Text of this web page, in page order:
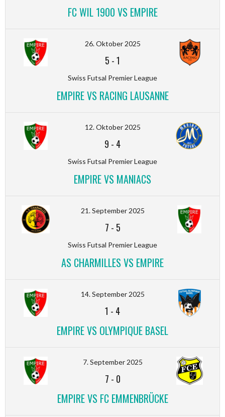
FC WIL 1900 VS EMPIRE
26. Oktober 2025
5 -1
Swiss Futsal Premier League
EMPIRE VS RACING LAUSANNE
12. Oktober 2025
9 - 4
Swiss Futsal Premier League
EMPIRE VS MANIACS
21. September 2025
7 - 5
Swiss Futsal Premier League
AS CHARMILLES VS EMPIRE
14. September 2025
1 - 4
EMPIRE VS OLYMPIQUE BASEL
7. September 2025
7 - 0
EMPIRE VS FC EMMENBRÜCKE